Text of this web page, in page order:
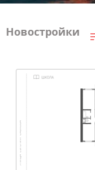
Новостройки